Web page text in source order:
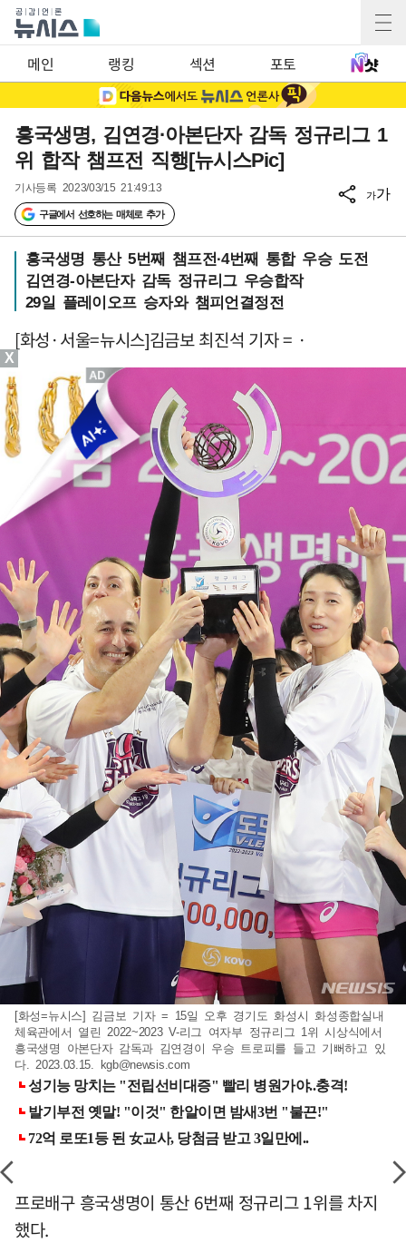
메인 랭킹 섹션 포토
흥국생명, 김연경·아본단자 감독 정규리그 1
위 합작 챔프전 직행[뉴시스Pic]
기사등록 2023/03/15 21:49:13
구글에서 선호하는 매체로 추가
가가
흥국생명 통산 5번째 챔프전·4번째 통합 우승 도전
김연경-아본단자 감독 정규리그 우승합작
29일 플레이오프 승자와 챔피언결정전
[화성·서울=뉴시스]김금보 최진석 기자 = ·
[화성=뉴시스] 김금보 기자 = 15일 오후 경기도 화성시 화성종합실내
체육관에서 열린 2022~2023 V-리그 여자부 정규리그 1위 시상식에서
흥국생명 아본단자 감독과 김연경이 우승 트로피를 들고 기뻐하고 있
다. 2023.03.15.
kgb@newsis.com
프로배구 흥국생명이 통산 6번째 정규리그 1위를 차지
했다.
X